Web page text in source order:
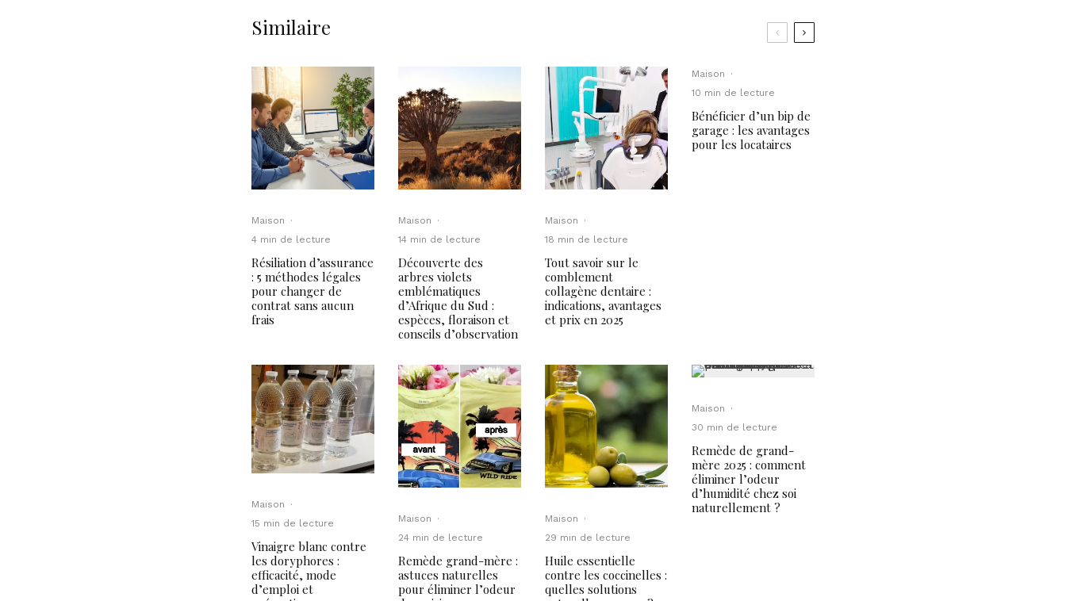
Similaire
Maison
·
4 min de lecture
Résiliation d’assurance
: 5 méthodes légales
pour changer de
contrat sans aucun
frais
Maison
·
14 min de lecture
Découverte des
arbres violets
emblématiques
d’Afrique du Sud :
espèces, floraison et
conseils d’observation
Maison
·
18 min de lecture
Tout savoir sur le
comblement
collagène dentaire :
indications, avantages
et prix en 2025
Maison
·
10 min de lecture
Bénéficier d’un bip de
garage : les avantages
pour les locataires
Maison
·
15 min de lecture
Vinaigre blanc contre
les doryphores :
efficacité, mode
d’emploi et
Maison
·
24 min de lecture
Remède grand-mère :
astuces naturelles
pour éliminer l’odeur
Maison
·
29 min de lecture
Huile essentielle
contre les coccinelles :
quelles solutions
Maison
·
30 min de lecture
Remède de grand-
mère 2025 : comment
éliminer l’odeur
d’humidité chez soi
naturellement ?